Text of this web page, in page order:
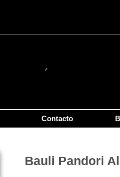
Contacto
Bauli Pandori